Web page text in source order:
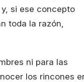
si ese concepto
toda la razón,
ni para las
los rincones